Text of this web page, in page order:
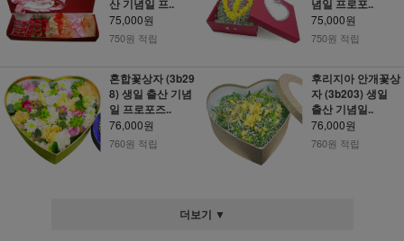
산 기념일 프..
75,000원
750원 적립
념일 프로포..
75,000원
750원 적립
혼합꽃상자 (3b29
8) 생일 출산 기념
일 프로포즈..
76,000원
760원 적립
후리지아 안개꽃상
자 (3b203) 생일
출산 기념일..
76,000원
760원 적립
더보기 ▼